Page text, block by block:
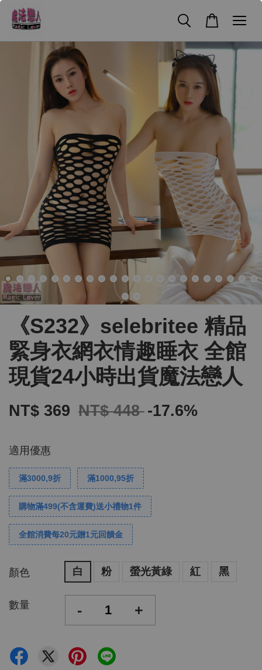
《S232》selebritee 精品
緊身衣網衣情趣睡衣 全館
現貨24小時出貨魔法戀人
NT$ 369 NT$ 448 -17.6%
適用優惠
滿3000,9折 滿1000,95折
購物滿499(不含運費)送小禮物1件
全館消費每20元贈1元回饋金
顏色 白 粉 螢光黃綠 紅 黑
數量 - +